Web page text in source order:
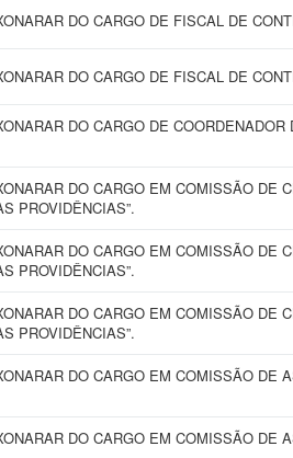
DO CARGO DE FISCAL DE
DO CARGO DE FISCAL DE
DO CARGO DE
DO CARGO EM COMISSÃO DE
PROVIDÊNCIAS”.
DO CARGO EM COMISSÃO DE
PROVIDÊNCIAS”.
DO CARGO EM COMISSÃO DE
PROVIDÊNCIAS”.
DO CARGO EM COMISSÃO DE
DO CARGO EM COMISSÃO DE